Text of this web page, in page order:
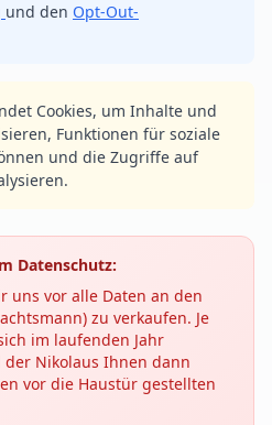
und den Opt-Out-
Cookies, um Inhalte und
Funktionen für soziale
und die Zugriffe auf
Datenschutz:
uns vor alle Daten an den
zu verkaufen. Je
im laufenden Jahr
Nikolaus Ihnen dann
vor die Haustür gestellten